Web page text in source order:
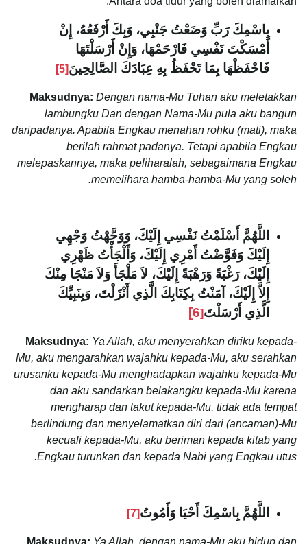
بِاسْمِكَ رَبِّ وَضَعْتُ جَنْبِي، وَبِكَ أَرْفَعُهُ، إِنْ
أَمْسَكْتَ نَفْسِي فَارْحَمْهَا، وَإِنْ أَرْسَلْتَهَا
فَاحْفَظْهَا بِمَا تَحْفَظُ بِهِ عِبَادَكَ الصَّالِحِينَ[5]
Maksudnya: Dengan nama-Mu Tuhan aku meletakkan
lambungku Dan dengan Nama-Mu pula aku bangun
daripadanya. Apabila Engkau menahan rohku (mati), maka
berilah rahmat padanya. Tetapi apabila Engkau
melepaskannya, maka peliharalah, sebagaimana Engkau
memelihara hamba-hamba-Mu yang soleh.
اللَّهُمَّ أَسْلَمْتُ نَفْسِي إِلَيْكَ، وَوَجَّهْتُ وَجْهِي
إِلَيْكَ وَفَوَّضْتُ أَمْرِي إِلَيْكَ، وَأَلْجَأْتُ ظَهْرِي
إِلَيْكَ، رَغْبَةً وَرَهْبَةً إِلَيْكَ، لاَ مَلْجَأَ وَلاَ مَنْجَا مِنْكَ
إِلاَّ إِلَيْكَ، آمَنْتُ بِكِتَابِكَ الَّذِي أَنْزَلْتَ، وَبِنَبِيِّكَ
الَّذِي أَرْسَلْتَ[
6]
Maksudnya: Ya Allah, aku menyerahkan diriku kepada-
Mu, aku mengarahkan wajahku kepada-Mu, aku serahkan
urusanku kepada-Mu menghadapkan wajahku kepada-Mu
dan aku sandarkan belakangku kepada-Mu karena
mengharap dan takut kepada-Mu, tidak ada tempat
berlindung dan menyelamatkan diri dari (ancaman)-Mu
kecuali kepada-Mu, aku beriman kepada kitab yang
Engkau turunkan dan kepada Nabi yang Engkau utus.
اللَّهُمَّ بِاسْمِكَ أَحْيَا وَأَمُوتُ[7]